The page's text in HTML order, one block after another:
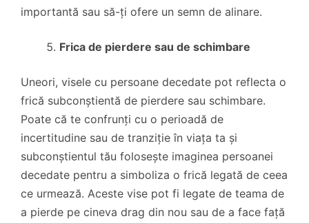
importantă sau să-ți ofere un semn de alinare.
Frica de pierdere sau de schimbare
Uneori, visele cu persoane decedate pot reflecta o
frică subconștientă de pierdere sau schimbare.
Poate că te confrunți cu o perioadă de
incertitudine sau de tranziție în viața ta și
subconștientul tău folosește imaginea persoanei
decedate pentru a simboliza o frică legată de ceea
ce urmează. Aceste vise pot fi legate de teama de
a pierde pe cineva drag din nou sau de a face față